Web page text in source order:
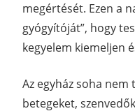
megértését. Ezen a
gyógyítóját”, hogy
kegyelem kiemeljen
Az egyház soha
betegeket,